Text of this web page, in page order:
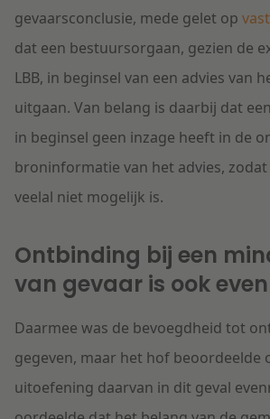
gevaarsconclusie, mede gelet op
dat een bestuursorgaan, gezien de
LBB, in beginsel van een advies van
uitgaan. Van belang is daarbij dat
in beginsel geen inzage heeft in de
broninformatie van het advies,
veelal niet mogelijk is.
Ontbinding bij een
van gevaar is ook
Daarmee was de bevoegdheid tot
gegeven, maar het hof beoordeelde
uitoefening daarvan in dit geval